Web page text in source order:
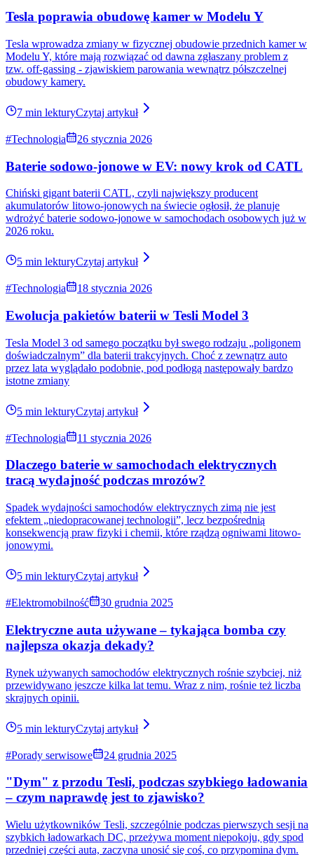
Ile naprawdę można zaoszczędzić? Sprawdzamy to na konkretnych
liczbach.
7 min lekturyCzytaj artykuł
#Technologia 10 czerwca 2026
Autopilot bez tajemnic, czyli o co chodzi z HW2,5 -
HW3 -HW4?
Hardware to jedno a soft drugie. Jednak jeśli chodzi o Autopilota, te
dwie zmienne, muszą się zgrać w sposób wręcz idealny...
7 min lektury
#Porady serwisowe 02 czerwca 2026
Tesla po szkodzie z USA, czyli kiedy warto kupić, a
kiedy uciekać?
Jeszcze kilka lat temu import Tesli ze Stanów Zjednoczonych był
dla wielu osób złotym graalem elektromobilności. Wystarczyło
wejść na aukcję Copart lub IAAI, znaleźć auto i je kupić.
9 min lektury
#Technologia 26 maja 2026
Czy szybkie ładowanie niszczy baterię Tesli?
To jeden z tych tematów, które wracają regularnie. Trochę jak
dyskusje o spalaniu diesla albo o tym, czy automatyczna skrzynia
„odbiera frajdę z jazdy”.
8 min lekturyCzytaj artykuł
#Wydarzenia
Cybertruck miał pływać? Ale niestety tego nie robi...
Cybertruck miał pływać? Jeden wpis Elona Muska wystarczył, żeby
kierowca skończył autem w jeziorze! A na dodatek w areszcie...
6 min lekturyCzytaj artykuł
#Technologia 17 maja 2026
Jak Tesla zarządza ładowaniem baterii poprzez
elektromobilność bardziej niż sama bateria
Tesla od dawna nie traktuje baterii, jak „zbiornika energii”. Dla niej
zarządzać praktycznie w czasie rzeczywistym.
#Technologia 11 maja 2026